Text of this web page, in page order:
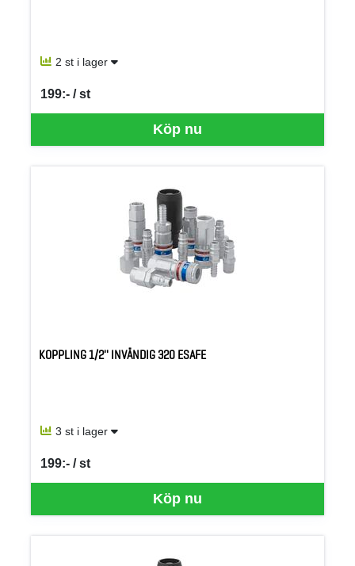
2 st i lager
Köp nu
199:- / st
SEK per ST
KOPPLING 1/2'' INVÄNDIG 320 ESAFE
3 st i lager
Köp nu
199:- / st
SEK per ST